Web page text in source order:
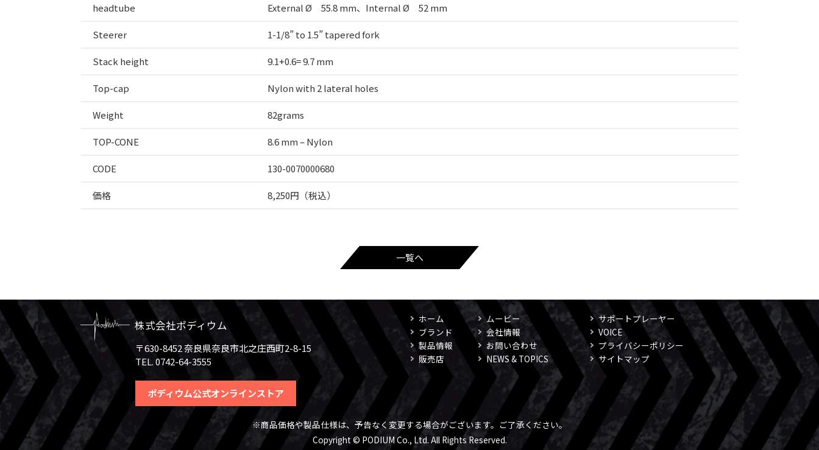
headtube External Ø 55.8 mm、Internal Ø 52 mm
Steerer 1-1/8” to 1.5” tapered fork
Stack height 9.1+0.6= 9.7 mm
Top-cap Nylon with 2 lateral holes
Weight 82grams
TOP-CONE 8.6 mm – Nylon
CODE 130-0070000680
価格 8,250円（税込）
一覧へ
株式会社ポディウム
〒630-8452 奈良県奈良市北之庄西町2-8-15
TEL. 0742-64-3555
ホーム
ブランド
製品情報
販売店
ムービー
会社情報
お問い合わせ
NEWS & TOPICS
サポートプレーヤー
VOICE
プライバシーポリシー
サイトマップ
ポディウム公式オンラインストア
※商品価格や製品仕様は、予告なく変更する場合がございます。ご了承ください。
Copyright © PODIUM Co., Ltd. All Rights Reserved.